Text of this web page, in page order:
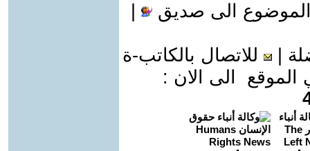
الى صديق
للاتصال بالكاتب-ة
الى الان :